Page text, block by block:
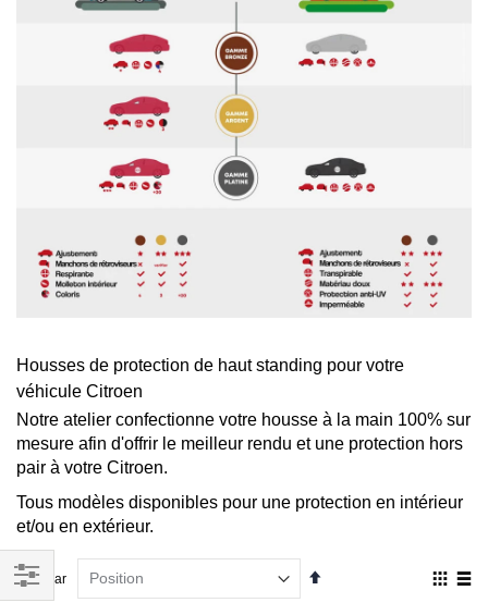
Housses de protection de haut standing pour votre
véhicule Citroen
Notre atelier confectionne votre housse à la main 100% sur
mesure afin d'offrir le meilleur rendu et une protection hors
pair à votre Citroen.
Tous modèles disponibles pour une protection en intérieur
et/ou en extérieur.
Trier par
en
Filtrer